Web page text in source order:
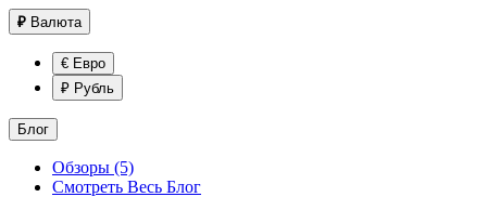
₽ Валюта
€ Евро
₽ Рубль
Блог
Обзоры (5)
Смотреть Весь Блог